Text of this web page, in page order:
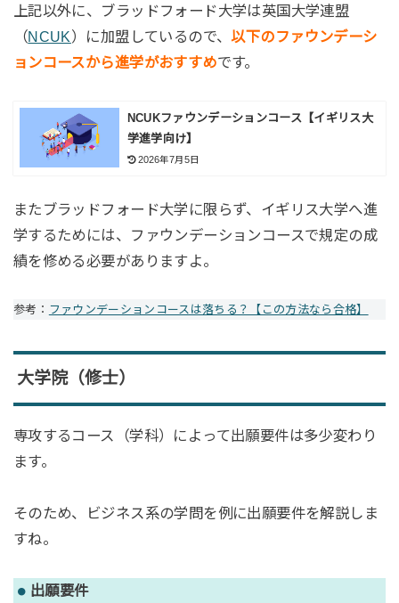
上記以外に、ブラッドフォード大学は英国大学連盟
（NCUK）に加盟しているので、以下のファウンデーシ
ョンコースから進学がおすすめです。
NCUKファウンデーションコース【イギリス大
学進学向け】
2026年7月5日
またブラッドフォード大学に限らず、イギリス大学へ進
学するためには、ファウンデーションコースで規定の成
績を修める必要がありますよ。
参考： ファウンデーションコースは落ちる？【この方法なら合格】
大学院（修士）
専攻するコース（学科）によって出願要件は多少変わり
ます。
そのため、ビジネス系の学問を例に出願要件を解説しま
すね。
出願要件